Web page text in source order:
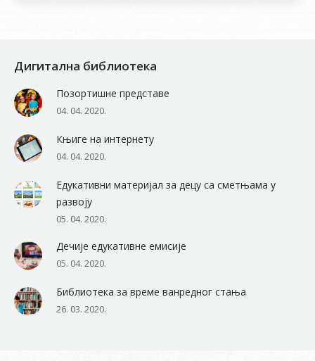
Дигитална библиотека
Позортишне представе
04. 04. 2020.
Књиге на интернету
04. 04. 2020.
Едукативни материјал за децу са сметњама у
развоју
05. 04. 2020.
Дечије едукативне емисије
05. 04. 2020.
Библиотека за време ванредног стања
26. 03. 2020.